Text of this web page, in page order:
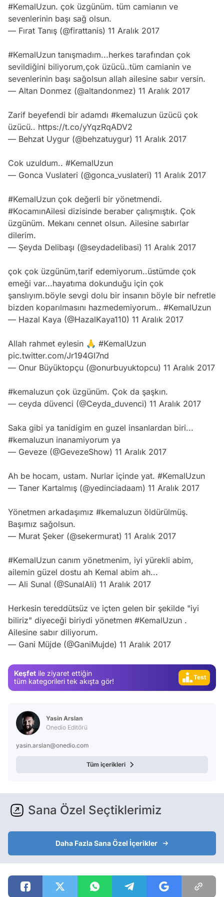
#KemalUzun. çok üzgünüm. tüm camianın ve
sevenlerinin başı sağ olsun.
— Fırat Tanış (@firattanis) 11 Aralık 2017
#KemalUzun tanışmadım...herkes tarafından çok
sevildiğini biliyorum,çok üzücü..tüm camianin ve
sevenlerinin başı sağolsun allah ailesine sabır versin.
— Altan Donmez (@altandonmez) 11 Aralık 2017
Zarif beyefendi bir adamdı #kemaluzun üzücü çok
üzücü.. https://t.co/yYqzRqADV2
— Behzat Uygur (@behzatuygur) 11 Aralık 2017
Cok uzuldum.. #KemalUzun
— Gonca Vuslateri (@gonca_vuslateri) 11 Aralık 2017
#KemalUzun çok değerli bir yönetmendi.
#KocamınAilesi dizisinde beraber çalışmıştık. Çok
üzgünüm. Mekanı cennet olsun. Ailesine sabırlar
dilerim.
— Şeyda Delibaşı (@seydadelibasi) 11 Aralık 2017
çok çok üzgünüm,tarif edemiyorum..üstümde çok
emeği var...hayatıma dokunduğu için çok
şanslıyım.böyle sevgi dolu bir insanın böyle bir nefretle
bizden koparılmasını hazmedemiyorum.. #KemalUzun
— Hazal Kaya (@HazalKaya110) 11 Aralık 2017
Allah rahmet eylesin 🙏 #KemalUzun
pic.twitter.com/Jr194GI7nd
— Onur Büyüktopçu (@onurbuyuktopcu) 11 Aralık 2017
#kemaluzun çok üzgünüm. Çok da şaşkın.
— ceyda düvenci (@Ceyda_duvenci) 11 Aralık 2017
Saka gibi ya tanidigim en guzel insanlardan biri...
#kemaluzun inanamiyorum ya
— Geveze (@GevezeShow) 11 Aralık 2017
Ah be hocam, ustam. Nurlar içinde yat. #KemalUzun
— Taner Kartalmış (@yedinciadaam) 11 Aralık 2017
Yönetmen arkadaşımız #kemaluzun öldürülmüş.
Başımız sağolsun.
— Murat Şeker (@sekermurat) 11 Aralık 2017
#KemalUzun canım yönetmenim, iyi yürekli abim,
ailemin güzel dostu ah Kemal abim ah...
— Ali Sunal (@SunalAli) 11 Aralık 2017
Herkesin tereddütsüz ve içten gelen bir şekilde "iyi
biliriz" diyeceği biriydi yönetmen #KemalUzun .
Ailesine sabır diliyorum.
— Gani Müjde (@GaniMujde) 11 Aralık 2017
Keşfet ile ziyaret ettiğin
tüm kategorileri tek akışta gör!
Test
Test
Yasin Arslan
Onedio Editörü
yasin.arslan@onedio.com
Tüm içerikleri
Sana Özel Seçtiklerimiz
Daha Fazla Sana Özel İçerikler